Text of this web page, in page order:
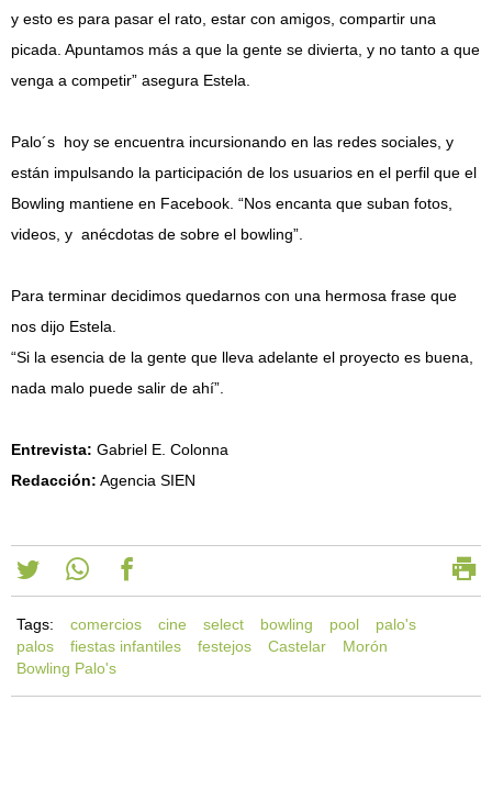
y esto es para pasar el rato, estar con amigos, compartir una
picada. Apuntamos más a que la gente se divierta, y no tanto a que
venga a competir” asegura Estela.
Palo´s hoy se encuentra incursionando en las redes sociales, y
están impulsando la participación de los usuarios en el perfil que el
Bowling mantiene en Facebook. “Nos encanta que suban fotos,
videos, y anécdotas de sobre el bowling”.
Para terminar decidimos quedarnos con una hermosa frase que
nos dijo Estela.
“Si la esencia de la gente que lleva adelante el proyecto es buena,
nada malo puede salir de ahí”.
Entrevista: Gabriel E. Colonna
Redacción: Agencia SIEN
Tags: comercios cine select bowling pool
palo's
palos
fiestas infantiles festejos Castelar
Morón
Bowling Palo's